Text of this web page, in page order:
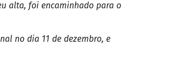
alta, foi encaminhado para o
no dia 11 de dezembro, e